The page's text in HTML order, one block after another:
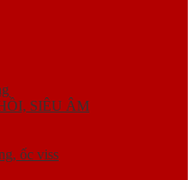
SIÊU ÂM
ốc viss